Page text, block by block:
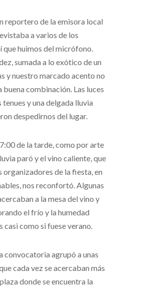
reportero de la emisora local
a varios de los
que huimos del micrófono.
sumada a lo exótico de un
y nuestro marcado acento no
buena combinación. Las luces
tenues y una delgada lluvia
despedirnos del lugar.
de la tarde, como por arte
paró y el vino caliente, que
organizadores de la fiesta, en
nos reconfortó. Algunas
a la mesa del vino y
el frío y la humedad
casi como si fuese verano.
convocatoria agrupó a unas
cada vez se acercaban más
donde se encuentra la